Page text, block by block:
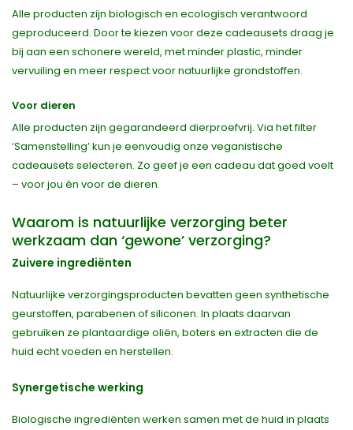
Alle producten zijn biologisch en ecologisch verantwoord
geproduceerd. Door te kiezen voor deze cadeausets draag je
bij aan een schonere wereld, met minder plastic, minder
vervuiling en meer respect voor natuurlijke grondstoffen.
Voor dieren
Alle producten zijn gegarandeerd dierproefvrij. Via het filter
‘Samenstelling’ kun je eenvoudig onze veganistische
cadeausets selecteren. Zo geef je een cadeau dat goed voelt
– voor jou én voor de dieren.
Waarom is natuurlijke verzorging beter
werkzaam dan ‘gewone’ verzorging?
Zuivere ingrediënten
Natuurlijke verzorgingsproducten bevatten geen synthetische
geurstoffen, parabenen of siliconen. In plaats daarvan
gebruiken ze plantaardige oliën, boters en extracten die de
huid echt voeden en herstellen.
Synergetische werking
Biologische ingrediënten werken samen met de huid in plaats